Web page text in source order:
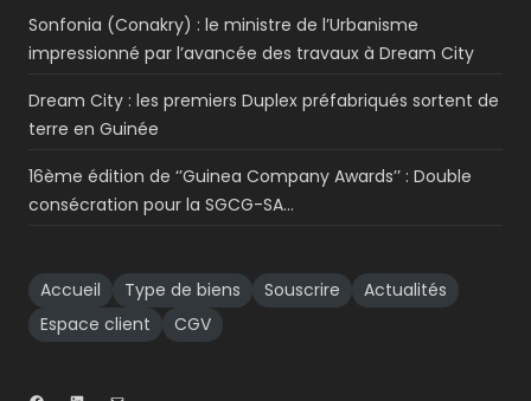
Sonfonia (Conakry) : le ministre de l’Urbanisme
impressionné par l’avancée des travaux à Dream City
Dream City : les premiers Duplex préfabriqués sortent de
terre en Guinée
16ème édition de ‘’Guinea Company Awards’’ : Double
consécration pour la SGCG-SA…
Accueil Type de biens Souscrire
Actualités
Espace client
CGV